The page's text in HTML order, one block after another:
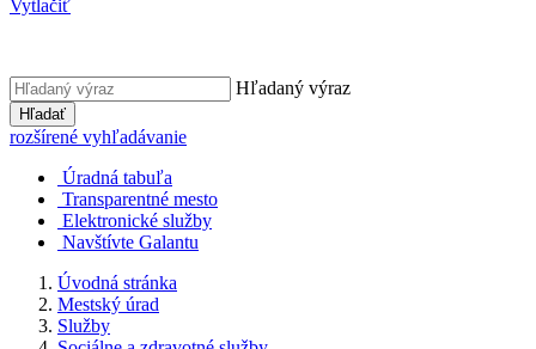
Vytlačiť
Hľadaný výraz
Hľadať
rozšírené vyhľadávanie
Úradná tabuľa
Transparentné mesto
Elektronické služby
Navštívte Galantu
Úvodná stránka
Mestský úrad
Služby